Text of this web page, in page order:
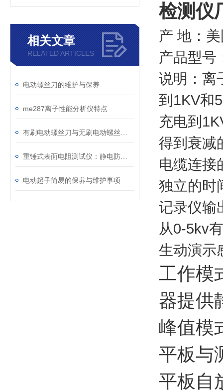
相关文章
RELATED ARTICLES
电动螺丝刀的维护与保养
me287离子性能分析仪特点
电动起子简易的保养与维护事项
检测仪
产 地：
产品型号
说明：离
到1KV和
充电到
得到衰减
电缆连接
独立的时
记录仪输
从0-5kv
生动演示
工作模
器提供
峰值模
平板与
平板自